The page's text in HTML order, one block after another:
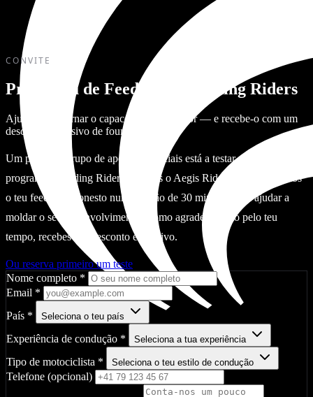
CONVITE
Programa de Feedback Founding Riders
Ajuda-nos a tornar o capacete ainda melhor — e recebe-o com um
desconto exclusivo de founding rider.
Um pequeno grupo de apoiantes iniciais está a testar o nosso
programa Founding Riders: recebes o Aegis Rider Vision e dás-nos
o teu feedback honesto numa sessão de 30 minutos para ajudar a
moldar o seu desenvolvimento. Como agradecimento pelo teu
tempo, recebes um desconto exclusivo.
Ou reserva primeiro um teste
Nome completo *
Email *
País * Seleciona o teu país
Experiência de condução * Seleciona a tua experiência
Tipo de motociclista * Seleciona o teu estilo de condução
Telefone (opcional)